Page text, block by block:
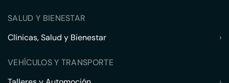
SALUD Y BIENESTAR
Clínicas, Salud y Bienestar
›
VEHÍCULOS Y TRANSPORTE